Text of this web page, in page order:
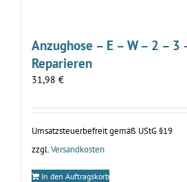
Anzughose – E – W – 2 – 3
Reparieren
31,98 €
Umsatzsteuerbefreit gemäß UStG §19
zzgl. Versandkosten
In den Auftragskorb